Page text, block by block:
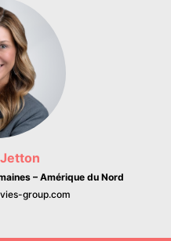
– Amérique du Nord
group.com